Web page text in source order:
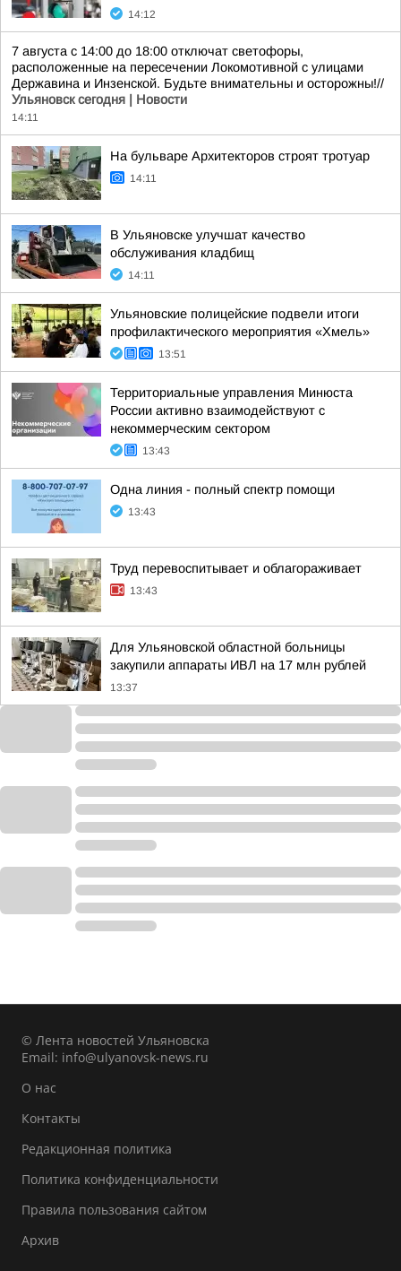
14:12
7 августа с 14:00 до 18:00 отключат светофоры,
расположенные на пересечении Локомотивной с улицами
Державина и Инзенской. Будьте внимательны и осторожны!//
Ульяновск сегодня | Новости
14:11
На бульваре Архитекторов строят тротуар
14:11
В Ульяновске улучшат качество
обслуживания кладбищ
14:11
Ульяновские полицейские подвели итоги
профилактического мероприятия «Хмель»
13:51
Территориальные управления Минюста
России активно взаимодействуют с
некоммерческим сектором
13:43
Одна линия - полный спектр помощи
13:43
Труд перевоспитывает и облагораживает
13:43
Для Ульяновской областной больницы
закупили аппараты ИВЛ на 17 млн рублей
13:37
© Лента новостей Ульяновска
Email: info@ulyanovsk-news.ru
О нас
Контакты
Редакционная политика
Политика конфиденциальности
Правила пользования сайтом
Архив